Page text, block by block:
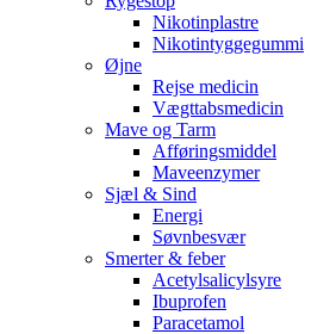
Nikotinplastre
Nikotintyggegummi
Øjne
Rejse medicin
Vægttabsmedicin
Mave og Tarm
Afføringsmiddel
Maveenzymer
Sjæl & Sind
Energi
Søvnbesvær
Smerter & feber
Acetylsalicylsyre
Ibuprofen
Paracetamol